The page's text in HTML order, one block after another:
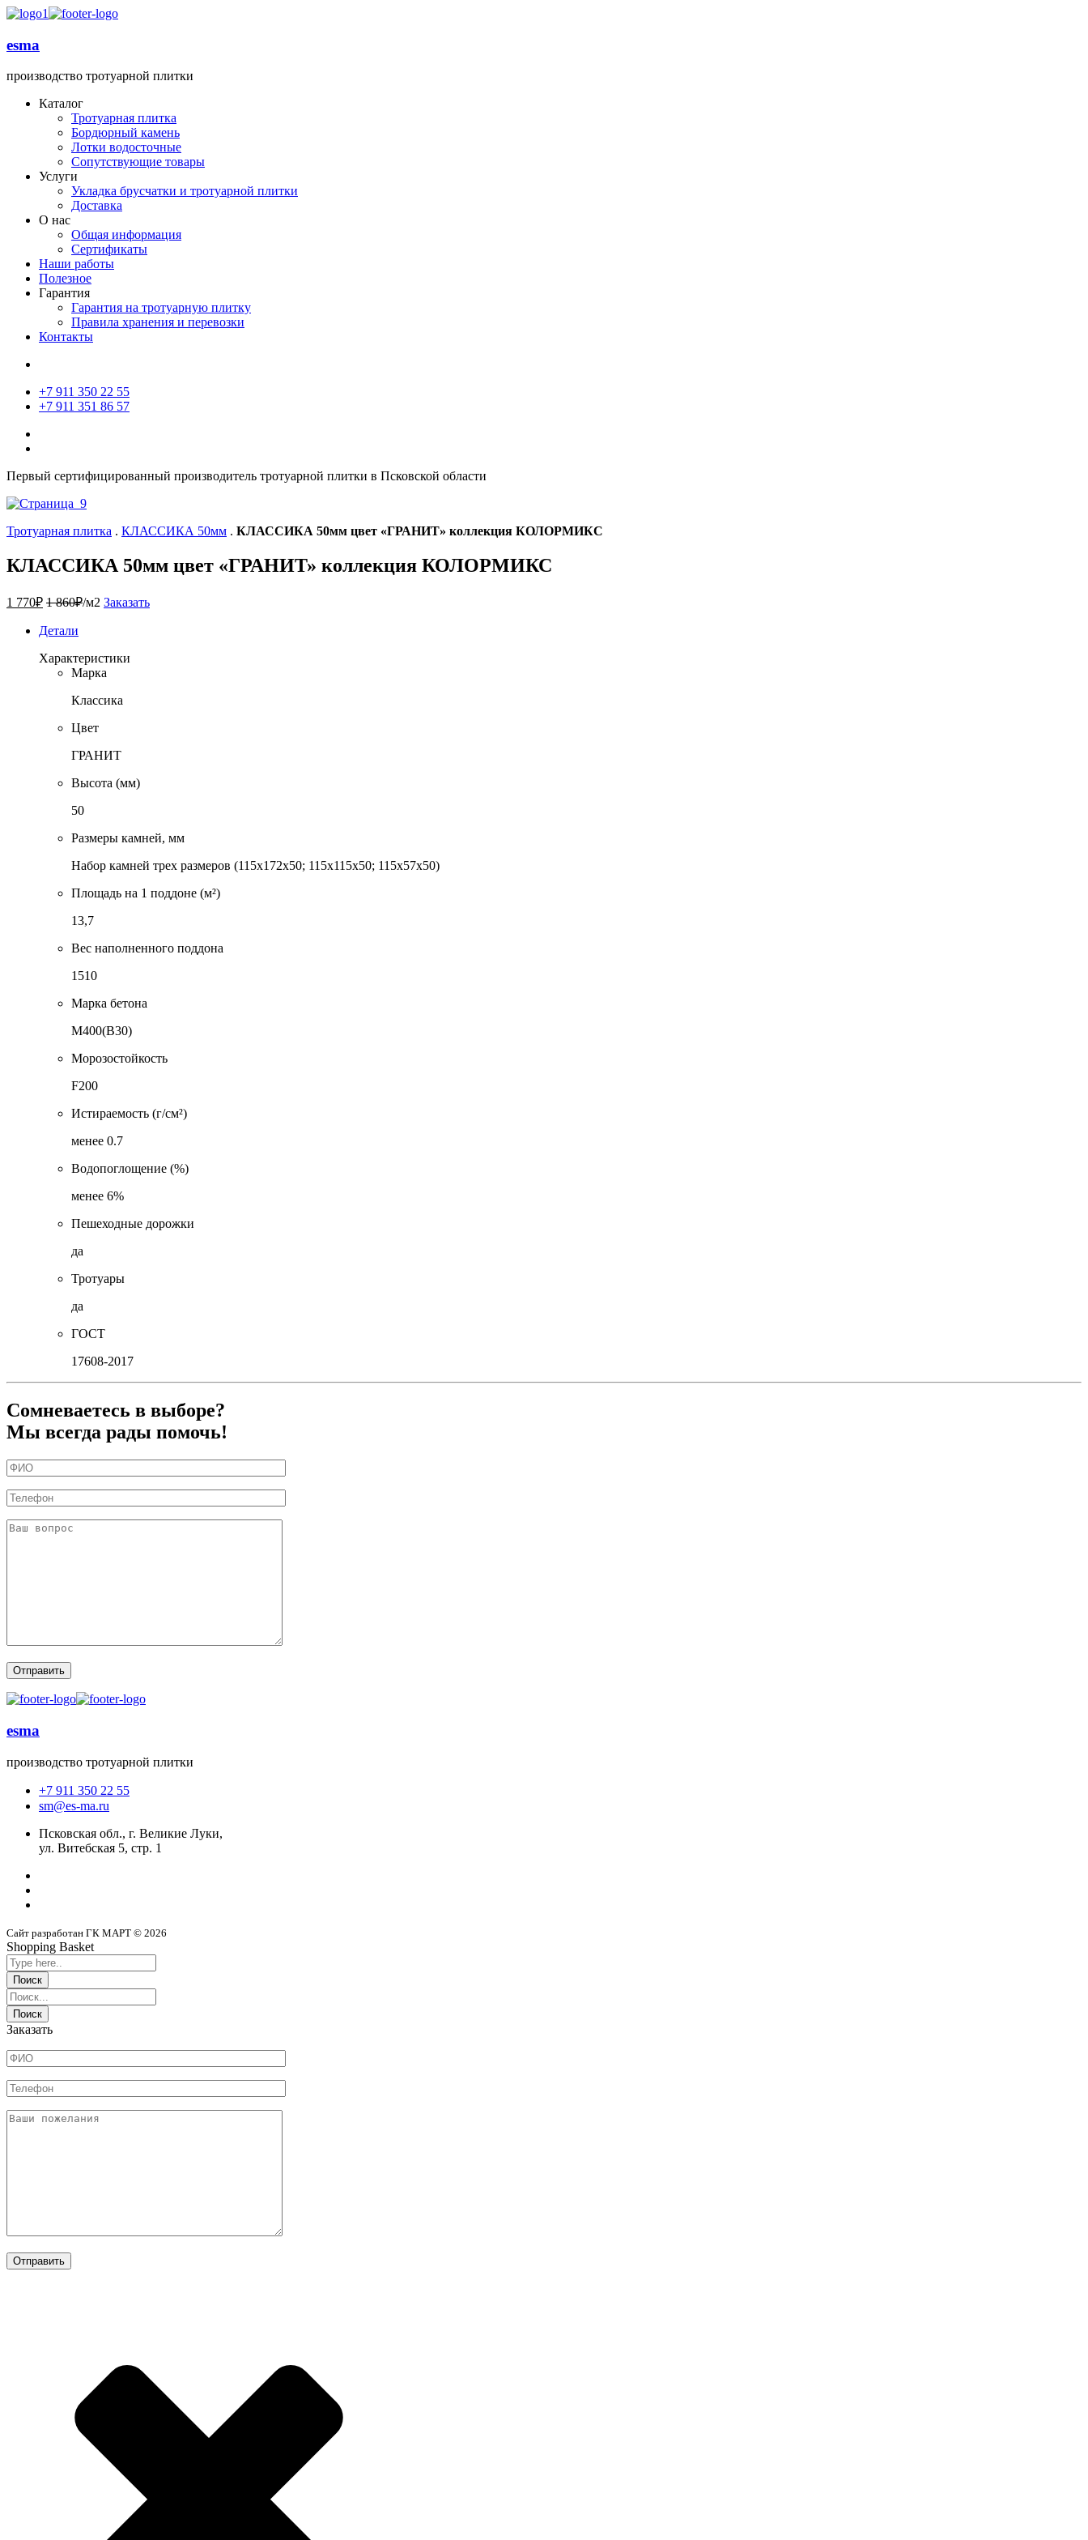
esma
производство тротуарной плитки
Каталог
Тротуарная плитка
Бордюрный камень
Лотки водосточные
Сопутствующие товары
Услуги
Укладка брусчатки и тротуарной плитки
Доставка
О нас
Общая информация
Сертификаты
Наши работы
Полезное
Гарантия
Гарантия на тротуарную плитку
Правила хранения и перевозки
Контакты
+7 911 350 22 55
+7 911 351 86 57
Первый сертифицированный производитель тротуарной плитки в Псковской области
Тротуарная плитка . КЛАССИКА 50мм . КЛАССИКА 50мм цвет «ГРАНИТ» коллекция КОЛОРМИКС
КЛАССИКА 50мм цвет «ГРАНИТ» коллекция КОЛОРМИКС
1 770₽ 1 860₽/м2 Заказать
Детали
Характеристики
Марка
Классика
Цвет
ГРАНИТ
Высота (мм)
50
Размеры камней, мм
Набор камней трех размеров (115x172x50; 115x115x50; 115x57x50)
Площадь на 1 поддоне (м²)
13,7
Вес наполненного поддона
1510
Марка бетона
М400(В30)
Морозостойкость
F200
Истираемость (г/см²)
менее 0.7
Водопоглощение (%)
менее 6%
Пешеходные дорожки
да
Тротуары
да
ГОСТ
17608-2017
Сомневаетесь в выборе?
Мы всегда рады помочь!
esma
производство тротуарной плитки
+7 911 350 22 55
sm@es-ma.ru
Псковская обл., г. Великие Луки,
ул. Витебская 5, стр. 1
Сайт разработан ГК МАРТ © 2026
Shopping Basket
Заказать